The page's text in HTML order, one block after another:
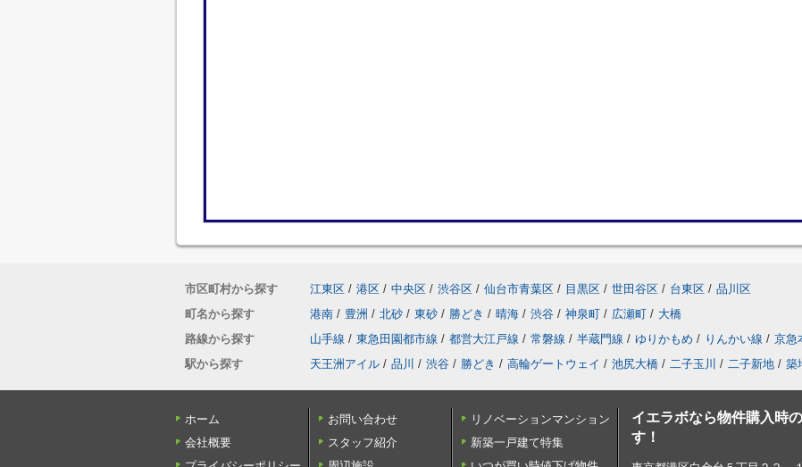
市区町村から探す 江東区 / 港区 / 中央区 / 渋谷区 / 仙台市青葉区 / 目黒区 / 世田谷区 / 台東区 / 品川区
町名から探す
港南 / 豊洲 / 北砂 / 東砂 / 勝どき / 晴海 / 渋谷 / 神泉町 / 広瀬町 / 大橋
路線から探す
山手線 / 東急田園都市線 / 都営大江戸線 / 常磐線 / 半蔵門線 / ゆりかもめ / りんかい線 / 京急
駅から探す
天王洲アイル / 品川 / 渋谷 / 勝どき / 高輪ゲートウェイ / 池尻大橋 / 二子玉川 / 二子新地 / 築
ホーム
会社概要
お問い合わせ
スタッフ紹介
リノベーションマンション
新築一戸建て特集
イエラボなら物件購入時
す！